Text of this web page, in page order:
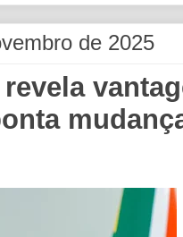
de 2025